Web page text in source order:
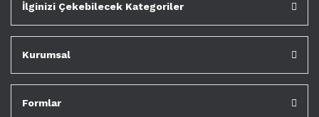
İlginizi Çekebilecek Kategoriler
Kurumsal
Formlar